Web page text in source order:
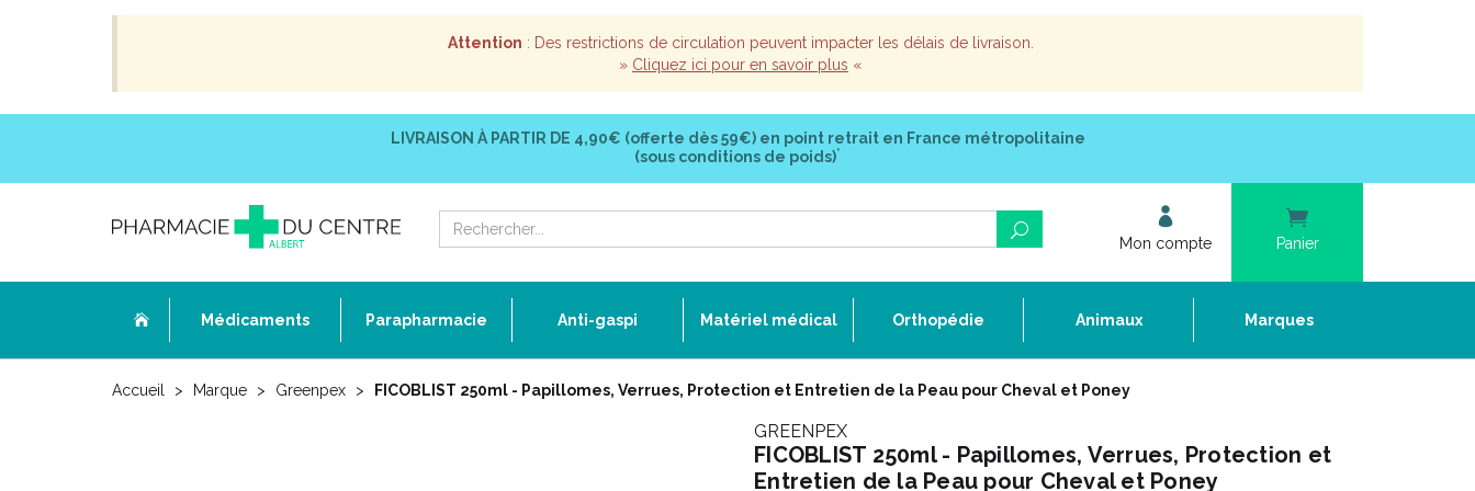
Attention : Des restrictions de circulation peuvent impacter les délais de livraison.
» Cliquez ici pour en savoir plus «
LIVRAISON À PARTIR DE 4,90€ (offerte dès 59€) en point retrait en France métropolitaine
(sous conditions de poids)*
Mon compte Panier
Médicaments Parapharmacie Anti-gaspi Matériel médical Orthopédie Animaux Marques
Accueil Marque Greenpex FICOBLIST 250ml - Papillomes, Verrues, Protection et Entretien de la Peau pour Cheval et Poney
GREENPEX
FICOBLIST 250ml - Papillomes, Verrues, Protection et
Entretien de la Peau pour Cheval et Poney